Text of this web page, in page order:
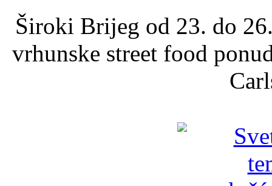
Široki Brijeg od 23. do
vrhunske street food